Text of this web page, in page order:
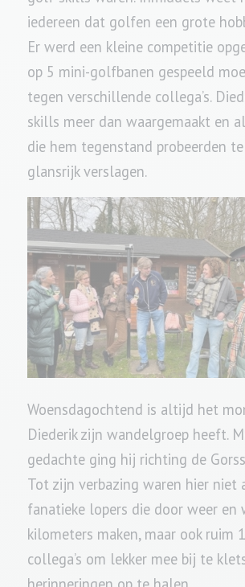
iedereen dat golfen een grote
Er werd een kleine competitie
op 5 mini-golfbanen gespeeld
tegen verschillende collega’s.
skills meer dan waargemaakt en
die hem tegenstand probeerden
glansrijk verslagen.
Woensdagochtend is altijd het
Diederik zijn wandelgroep heeft.
gedachte ging hij richting de
Tot zijn verbazing waren hier niet
fanatieke lopers die door weer en
kilometers maken, maar ook ruim
collega’s om lekker mee bij te